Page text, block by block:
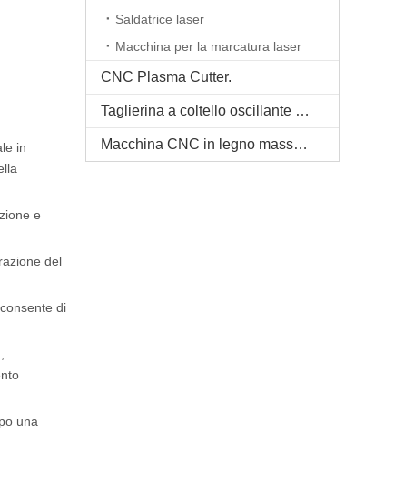
in
e
del
di
una
Saldatrice laser
Macchina per la marcatura laser
CNC Plasma Cutter.
Taglierina a coltello oscillante CNC
Macchina CNC in legno massello